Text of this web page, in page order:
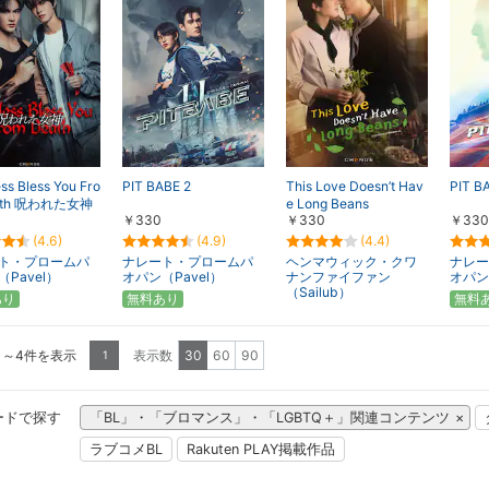
Bless You Fro
呪われた女神
(4.6)
・プロームパ
Pavel）
PIT BABE 2
￥330
(4.9)
ナレート・プロームパ
オパン（Pavel）
無料あり
This Love Doesn’t Hav
e Long Beans
￥330
(4.4)
ヘンマウィック・クワ
ナンファイファン
（Sailub）
PIT
￥330
ナレ
オパ
無料
4件を表示 1 表示数 30 60 90
ドで探す 「BL」・「ブロマンス」・「LGBTQ＋」関連コンテンツ
ラブコメBL
Rakuten PLAY掲載作品